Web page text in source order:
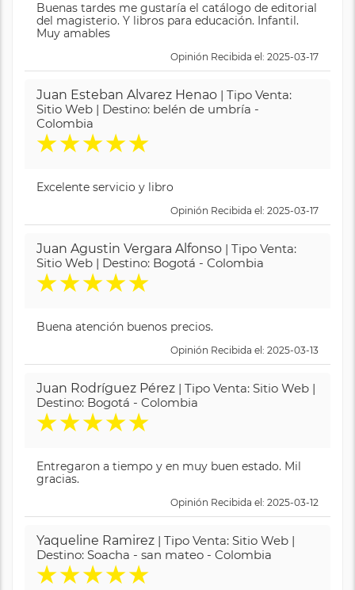
Buenas tardes me gustaría el catálogo de editorial
del magisterio. Y libros para educación. Infantil.
Muy amables
Opinión Recibida el: 2025-03-17
Juan Esteban Alvarez Henao | Tipo Venta:
Sitio Web | Destino: belén de umbría -
Colombia
★★★★★
Excelente servicio y libro
Opinión Recibida el: 2025-03-17
Juan Agustin Vergara Alfonso | Tipo Venta:
Sitio Web | Destino: Bogotá - Colombia
★★★★★
Buena atención buenos precios.
Opinión Recibida el: 2025-03-13
Juan Rodríguez Pérez | Tipo Venta: Sitio Web |
Destino: Bogotá - Colombia
★★★★★
Entregaron a tiempo y en muy buen estado. Mil
gracias.
Opinión Recibida el: 2025-03-12
Yaqueline Ramirez | Tipo Venta: Sitio Web |
Destino: Soacha - san mateo - Colombia
★★★★★